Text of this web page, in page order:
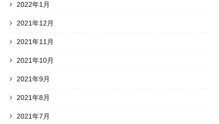
2022年1月
2021年12月
2021年11月
2021年10月
2021年9月
2021年8月
2021年7月